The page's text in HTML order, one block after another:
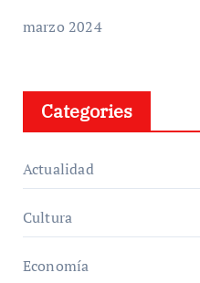
marzo 2024
Categories
Actualidad
Cultura
Economía